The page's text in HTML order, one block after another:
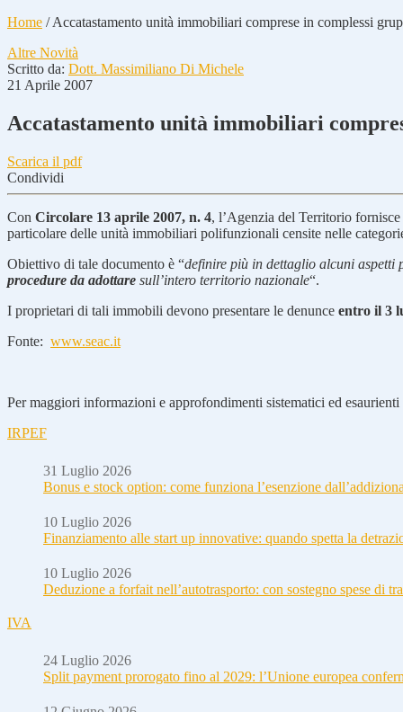
Home /Accatastamento unità immobiliari comprese in complessi
Altre Novità
Scritto da: Dott. Massimiliano Di Michele
21 Aprile 2007
Accatastamento unità immobiliari
Scarica il pdf
Condividi
Con Circolare 13 aprile 2007, n. 4, l’Agenzia del Territorio
particolare delle unità immobiliari polifunzionali censite nelle
Obiettivo di tale documento è “definire più in dettaglio alcuni
procedure da adottare sull’intero territorio nazionale“.
I proprietari di tali immobili devono presentare le denunce entro il 3
Fonte: www.seac.it
Per maggiori informazioni e approfondimenti sistematici ed
IRPEF
31 Luglio 2026
Bonus e stock option: come funziona l’esenzione
10 Luglio 2026
Finanziamento alle start up innovative: quando spetta la
10 Luglio 2026
Deduzione a forfait nell’autotrasporto: con sostegno spese di
IVA
24 Luglio 2026
Split payment prorogato fino al 2029: l’Unione europea